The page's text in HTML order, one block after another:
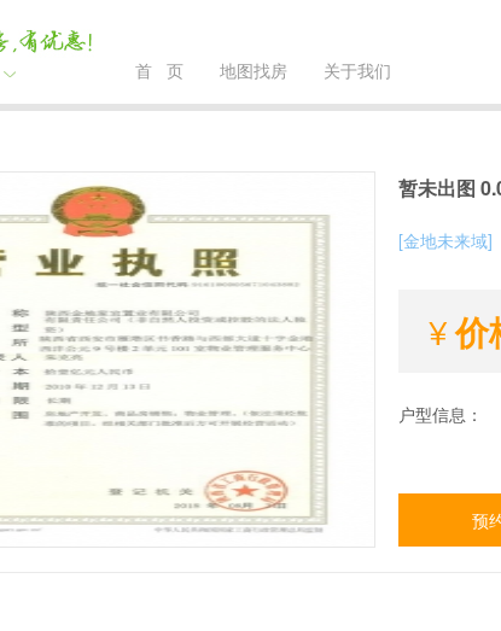
首 页 地图找房 关于我们
暂未出图
[金地未来域]
价
户型信息：
预